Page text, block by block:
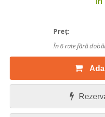
Preţ:
În 6 rate fără